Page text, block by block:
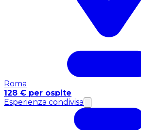
Roma
128 € per ospite
Esperienza condivisa